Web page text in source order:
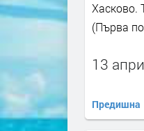
Хасково.
(Първа
13
Предишна